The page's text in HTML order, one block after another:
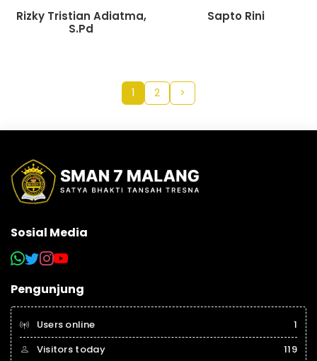
Rizky Tristian Adiatma,
S.Pd
Sapto Rini
1 2 >
Sosial Media
Pengunjung
Users online
1
Visitors today
119